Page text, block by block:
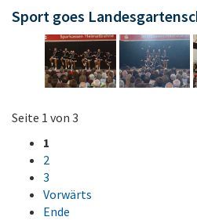
Sport goes
Seite 1 von 3
1
2
3
Vorwärts
Ende